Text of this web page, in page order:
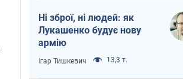
Ні зброї, ні людей: як
Лукашенко будує нову
армію
Ігар Тишкевич 13,3 т.